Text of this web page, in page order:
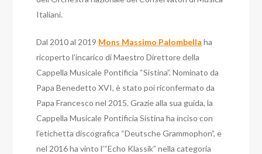
Italiani.
Dal 2010 al 2019 Mons Massimo Palombella ha
ricoperto l’incarico di Maestro Direttore della
Cappella Musicale Pontificia “Sistina”. Nominato da
Papa Benedetto XVI, è stato poi riconfermato da
Papa Francesco nel 2015. Grazie alla sua guida, la
Cappella Musicale Pontificia Sistina ha inciso con
l’etichetta discografica “Deutsche Grammophon”, e
nel 2016 ha vinto l’“Echo Klassik” nella categoria